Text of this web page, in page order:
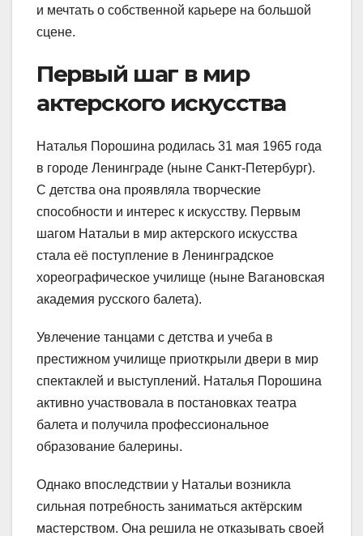
и мечтать о собственной карьере на большой
сцене.
Первый шаг в мир
актерского искусства
Наталья Порошина родилась 31 мая 1965 года
в городе Ленинграде (ныне Санкт-Петербург).
С детства она проявляла творческие
способности и интерес к искусству. Первым
шагом Натальи в мир актерского искусства
стала её поступление в Ленинградское
хореографическое училище (ныне Вагановская
академия русского балета).
Увлечение танцами с детства и учеба в
престижном училище приоткрыли двери в мир
спектаклей и выступлений. Наталья Порошина
активно участвовала в постановках театра
балета и получила профессиональное
образование балерины.
Однако впоследствии у Натальи возникла
сильная потребность заниматься актёрским
мастерством. Она решила не отказывать своей